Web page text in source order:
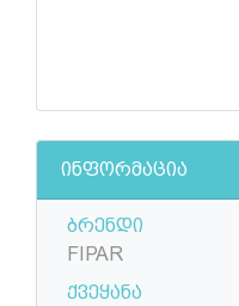
ინფორმაცია
ბრენდი
FIPAR
ქვეყანა